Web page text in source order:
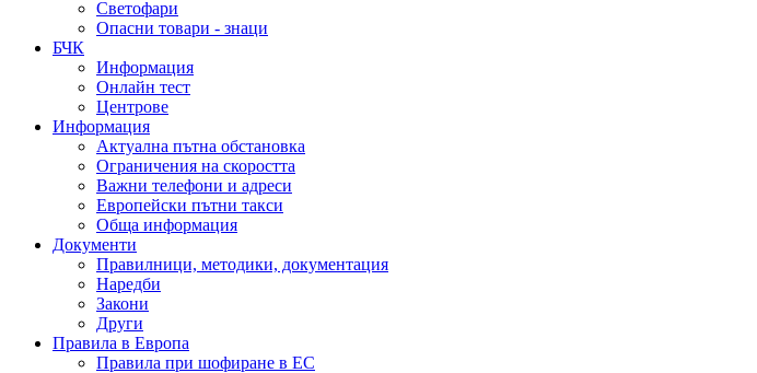
Светофари
Опасни товари - знаци
БЧК
Информация
Онлайн тест
Центрове
Информация
Актуална пътна обстановка
Ограничения на скоростта
Важни телефони и адреси
Европейски пътни такси
Обща информация
Документи
Правилници, методики, документация
Наредби
Закони
Други
Правила в Европа
Правила при шофиране в ЕС